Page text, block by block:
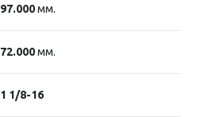
97.000мм.
72.000мм.
1 1/8-16